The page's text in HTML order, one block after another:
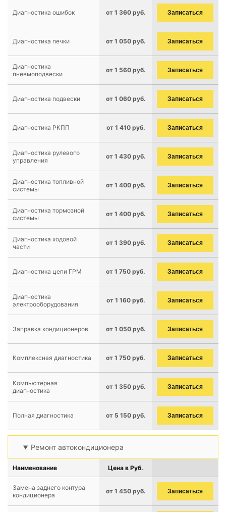
Диагностика ошибок от 1 360 руб. Записаться
Диагностика печки от 1 050 руб. Записаться
Диагностика
пневмоподвески
от 1 560 руб. Записаться
Диагностика подвески от 1 060 руб. Записаться
Диагностика РКПП от 1 410 руб. Записаться
Диагностика рулевого
управления
от 1 430 руб. Записаться
Диагностика топливной
системы
от 1 400 руб. Записаться
Диагностика тормозной
системы
от 1 400 руб. Записаться
Диагностика ходовой
части
от 1 390 руб. Записаться
Диагностика цепи ГРМ от 1 750 руб. Записаться
Диагностика
электрооборудования
от 1 160 руб. Записаться
Заправка кондиционеров от 1 050 руб. Записаться
Комплексная диагностика от 1 750 руб. Записаться
Компьютерная
диагностика
от 1 350 руб. Записаться
Полная диагностика от 5 150 руб. Записаться
Ремонт автокондиционера
Наименование Цена в Руб.
Замена заднего контура
кондиционера
от 1 450 руб. Записаться